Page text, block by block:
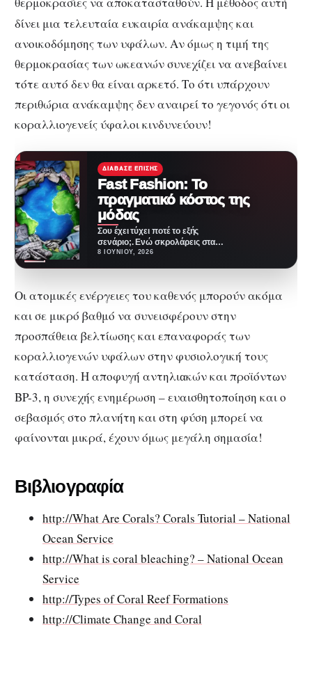
ο
δίνει μια τελευταία ευκαιρία ανάκαμψης και
ανοικοδόμησης των υφάλων. Αν όμως η τιμή της
θερμοκρασίας των ωκεανών συνεχίζει να ανεβαίνει
τότε αυτό δεν θα είναι αρκετό. Το ότι υπάρχουν
περιθώρια ανάκαμψης δεν αναιρεί το γεγονός ότι οι
κοραλλιογενείς ύφαλοι κινδυνεύουν!
ΔΙΆΒΑΣΕ ΕΠΊΣΗΣ
Fast Fashion: Το
πραγματικό κόστος της
μόδας
Σου έχει τύχει ποτέ το εξής
σενάριο;. Ενώ σκρολάρεις στα
social media, βλέπεις μια
8 ΙΟΥΝΊΟΥ, 2026
Οι ατομικές ενέργειες του καθενός μπορούν ακόμα
και σε μικρό βαθμό να συνεισφέρουν στην
προσπάθεια βελτίωσης και επαναφοράς των
κοραλλιογενών υφάλων στην φυσιολογική τους
κατάσταση. Η αποφυγή αντηλιακών και προϊόντων
BP-3, η συνεχής ενημέρωση – ευαισθητοποίηση και ο
σεβασμός στο πλανήτη και στη φύση μπορεί να
φαίνονται μικρά, έχουν όμως μεγάλη σημασία!
Βιβλιογραφία
http://What Are Corals? Corals Tutorial – National
Ocean Service
http://What is coral bleaching? – National Ocean
Service
http://Types of Coral Reef Formations
http://Climate Change and Coral